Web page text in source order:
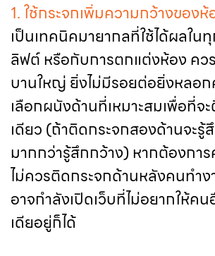
1. ใช้กระจกเพิ่มความกว้างของห้
เป็นเทคนิคมายากลที่ใช้ได้ผลในทุ
ลิฟต์ หรือกับการตกแต่งห้อง คว
บานใหญ่ ยิ่งไม่มีรอยต่อยิ่งหลอก
เลือกผนังด้านที่เหมาะสมเพื่อที่จ
เดียว (ถ้าติดกระจกสองด้านจะรู้
มากกว่ารู้สึกกว้าง) หากต้องกา
ไม่ควรติดกระจกด้านหลังคนทำง
อาจกำลังเปิดเว็บที่ไม่อยากให้คน
เดียอยู่ก็ได้